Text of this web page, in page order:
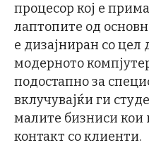
процесор кој е
лаптопите од
е дизајниран со цел
модерното
подостапно за
вклучувајќи ги
малите бизниси кои
контакт со клиенти.